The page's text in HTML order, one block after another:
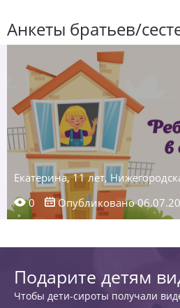
Анкеты братьев/
Екатерина, 11 лет,
0
Опубликовано
Подарите детям
Чтобы дети-сироты получали